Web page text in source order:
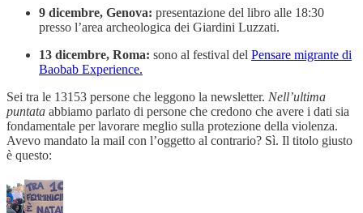
9 dicembre, Genova: presentazione del libro alle 18:30
presso l’area archeologica dei Giardini Luzzati.
13 dicembre, Roma: sono al festival del Pensare migrante di
Baobab Experience.
Sei tra le 13153 persone che leggono la newsletter. Nell’ultima
puntata abbiamo parlato di persone che credono che avere i dati sia
fondamentale per lavorare meglio sulla protezione della violenza.
Avevo mandato la mail con l’oggetto al contrario? Sì. Il titolo giusto
è questo: